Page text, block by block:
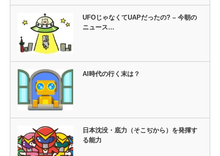
UFOじゃなくてUAPだったの? – 今朝の
ニュース…
AI時代の行く末は？
日本沈没・底力（そこぢから）を発揮す
る能力